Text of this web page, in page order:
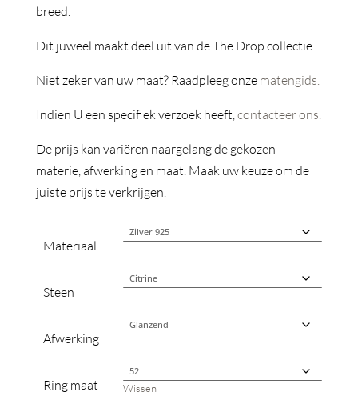
breed.
Dit juweel maakt deel uit van de The Drop collectie.
Niet zeker van uw maat? Raadpleeg onze matengids.
Indien U een specifiek verzoek heeft,contacteer ons.
De prijs kan variëren naargelang de gekozen
materie, afwerking en maat. Maak uw keuze om de
juiste prijs te verkrijgen.
Materiaal
Steen
Afwerking
Ring maat Wissen